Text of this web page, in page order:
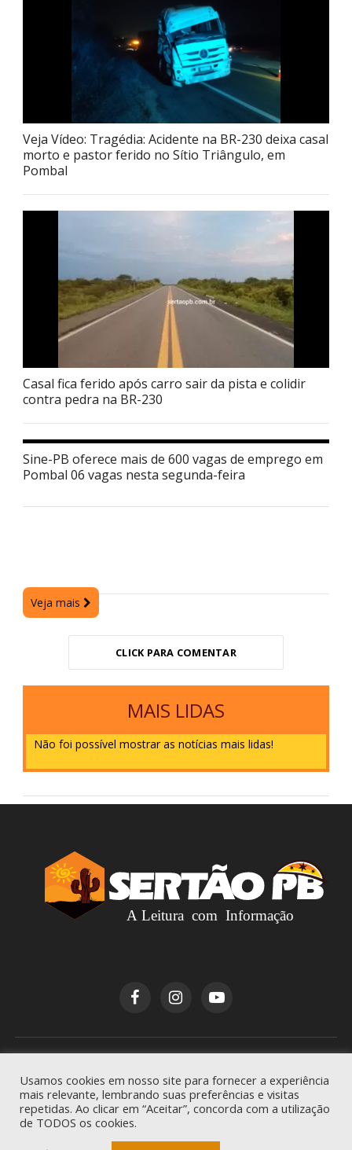
Veja Vídeo: Tragédia: Acidente na BR-230 deixa casal
morto e pastor ferido no Sítio Triângulo, em
Pombal
Casal fica ferido após carro sair da pista e colidir
contra pedra na BR-230
Sine-PB oferece mais de 600 vagas de emprego em
Pombal 06 vagas nesta segunda-feira
Veja mais
CLICK PARA COMENTAR
MAIS LIDAS
Não foi possível mostrar as notícias mais lidas!
reservados.
Usamos cookies em nosso site para fornecer a experiência
mais relevante, lembrando suas preferências e visitas
repetidas. Ao clicar em “Aceitar”, concorda com a utilização
de TODOS os cookies.